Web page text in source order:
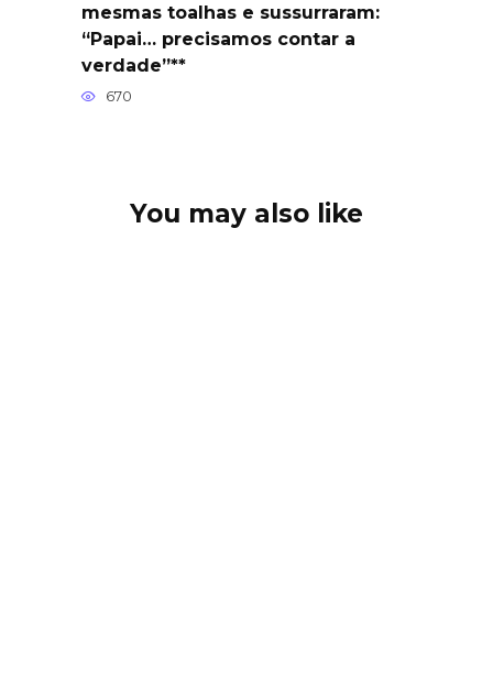
mesmas toalhas e sussurraram:
“Papai… precisamos contar a
verdade”**
670
You may also like